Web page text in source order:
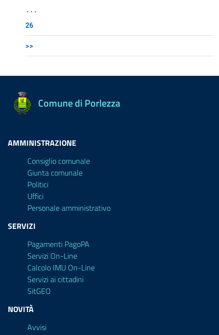
...
26
>>
Comune di Porlezza
AMMINISTRAZIONE
Consiglio comunale
Giunta comunale
Politici
Uffici
Personale amministrativo
SERVIZI
Pagamenti PagoPA
Servizi On-Line
Calcolo IMU On-Line
Servizi ai cittadini
SitGEO
NOVITÀ
Avvisi